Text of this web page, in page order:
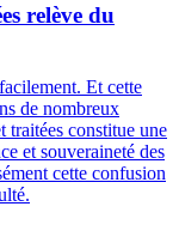
relève du
Et cette
de nombreux
traitées constitue une
et souveraineté des
cette confusion